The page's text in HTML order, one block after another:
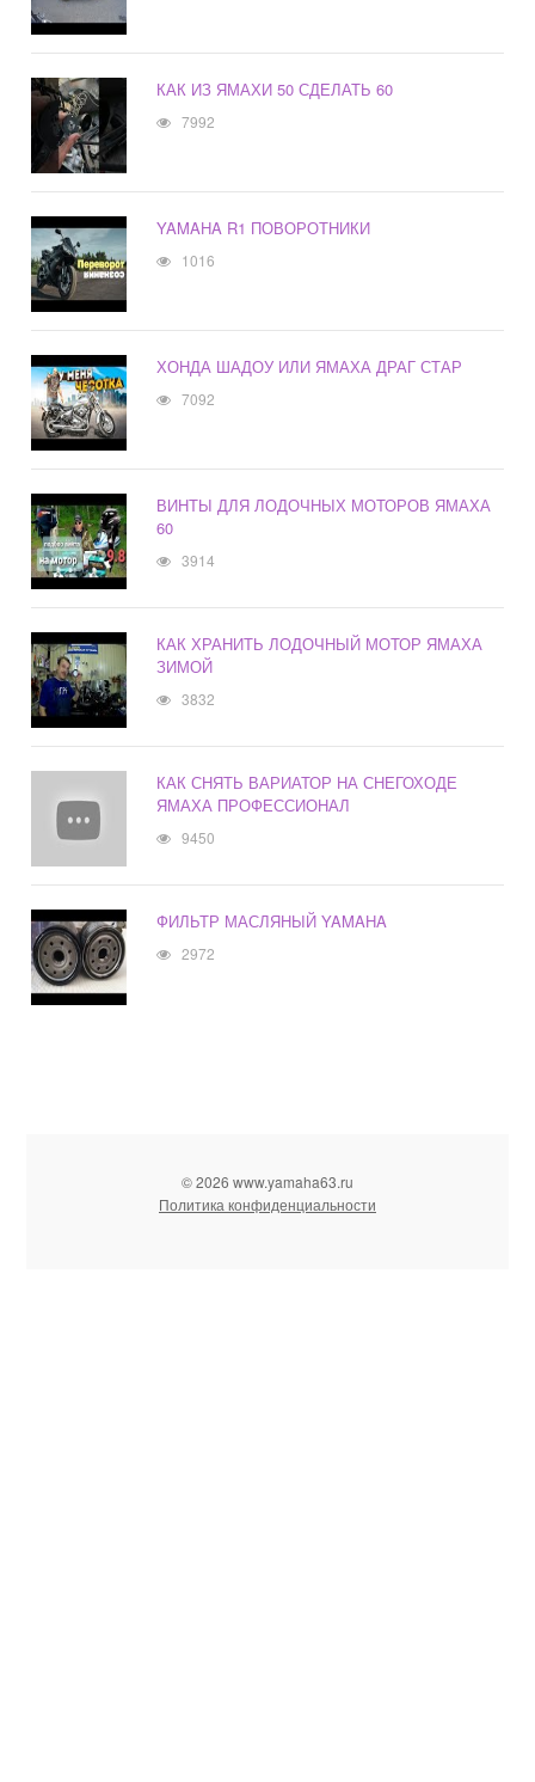
КАК ИЗ ЯМАХИ 50 СДЕЛАТЬ 60
7992
YAMAHA R1 ПОВОРОТНИКИ
1016
ХОНДА ШАДОУ ИЛИ ЯМАХА ДРАГ СТАР
7092
ВИНТЫ ДЛЯ ЛОДОЧНЫХ МОТОРОВ ЯМАХА
60
3914
КАК ХРАНИТЬ ЛОДОЧНЫЙ МОТОР ЯМАХА
ЗИМОЙ
3832
КАК СНЯТЬ ВАРИАТОР НА СНЕГОХОДЕ
ЯМАХА ПРОФЕССИОНАЛ
9450
ФИЛЬТР МАСЛЯНЫЙ YAMAHA
2972
© 2026 www.yamaha63.ru
Политика конфиденциальности